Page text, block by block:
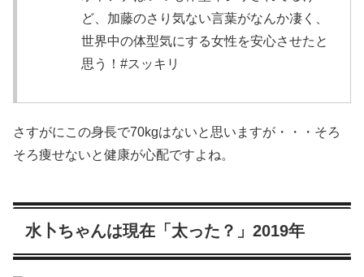
ど、加藤のさり気ない言葉がなんか凄く、
世界中の体型気にする女性を安心させたと
思う！#スッキリ
さすがにこの身長で70kgはないと思いますが・・・そろ
そろ痩せないと健康が心配ですよね。
水卜ちゃんは現在「太った？」2019年